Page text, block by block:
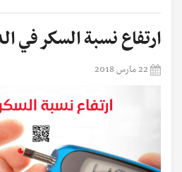
ارتفاع نسبة السكر في
22 مارس 2018